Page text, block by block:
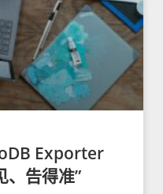
Exporter
、告得准”